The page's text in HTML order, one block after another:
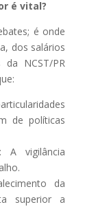
é vital?
é onde
dos salários
NCST/PR
de políticas
A vigilância
da
superior a